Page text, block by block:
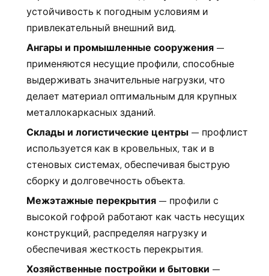
устойчивость к погодным условиям и
привлекательный внешний вид.
Ангары и промышленные сооружения —
применяются несущие профили, способные
выдерживать значительные нагрузки, что
делает материал оптимальным для крупных
металлокаркасных зданий.
Склады и логистические центры — профлист
используется как в кровельных, так и в
стеновых системах, обеспечивая быструю
сборку и долговечность объекта.
Межэтажные перекрытия — профили с
высокой гофрой работают как часть несущих
конструкций, распределяя нагрузку и
обеспечивая жесткость перекрытия.
Хозяйственные постройки и бытовки —